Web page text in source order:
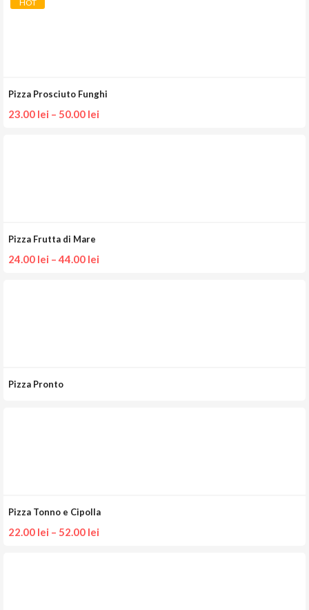
HOT
Pizza Prosciuto Funghi
23.00 lei – 50.00 lei
Pizza Frutta di Mare
24.00 lei –44.00 lei
Pizza Pronto
Pizza Tonno e Cipolla
22.00 lei – 52.00 lei